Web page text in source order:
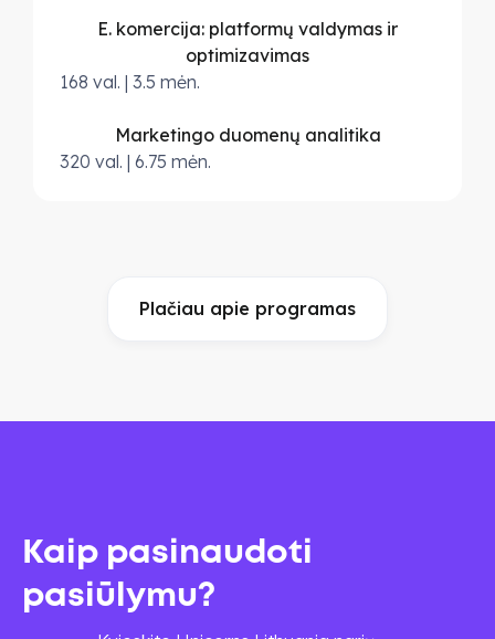
E. komercija: platformų valdymas ir
optimizavimas
168 val. | 3.5 mėn.
Marketingo duomenų analitika
320 val. | 6.75 mėn.
Plačiau apie programas
Kaip pasinaudoti
pasiūlymu?